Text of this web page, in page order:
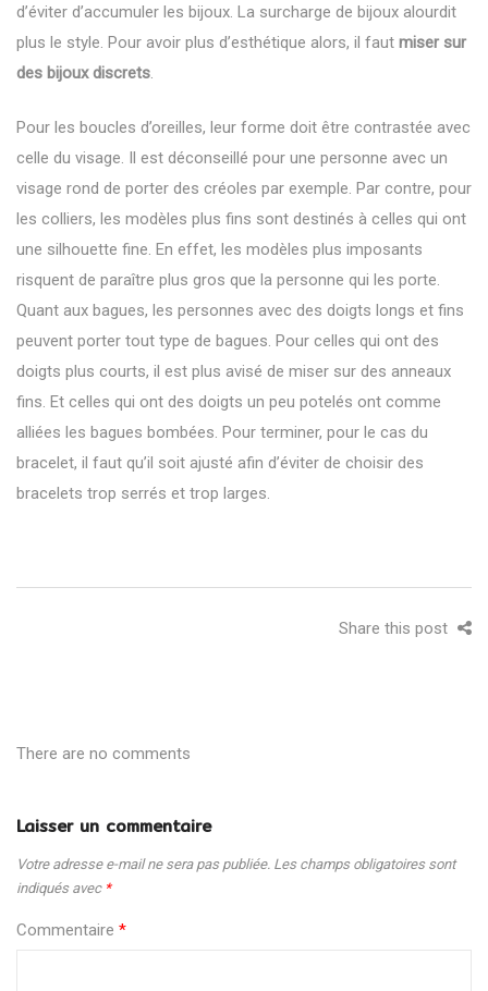
d’éviter d’accumuler les bijoux. La surcharge de bijoux alourdit
plus le style. Pour avoir plus d’esthétique alors, il faut miser sur
des bijoux discrets.
Pour les boucles d’oreilles, leur forme doit être contrastée avec
celle du visage. Il est déconseillé pour une personne avec un
visage rond de porter des créoles par exemple. Par contre, pour
les colliers, les modèles plus fins sont destinés à celles qui ont
une silhouette fine. En effet, les modèles plus imposants
risquent de paraître plus gros que la personne qui les porte.
Quant aux bagues, les personnes avec des doigts longs et fins
peuvent porter tout type de bagues. Pour celles qui ont des
doigts plus courts, il est plus avisé de miser sur des anneaux
fins. Et celles qui ont des doigts un peu potelés ont comme
alliées les bagues bombées. Pour terminer, pour le cas du
bracelet, il faut qu’il soit ajusté afin d’éviter de choisir des
bracelets trop serrés et trop larges.
Share this post
There are no comments
Laisser un commentaire
Votre adresse e-mail ne sera pas publiée. Les champs obligatoires sont
indiqués avec *
Commentaire *